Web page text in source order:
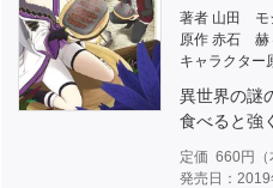
著者 山田 モ
原作 赤石 赫
キャラクター
異世界の謎
食べると強
定価 660円
発売日：2019